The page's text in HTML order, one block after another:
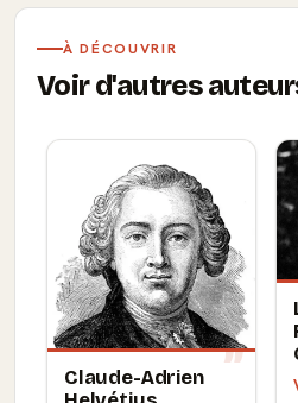
À DÉCOUVRIR
Voir d'autres
Claude-Adrien